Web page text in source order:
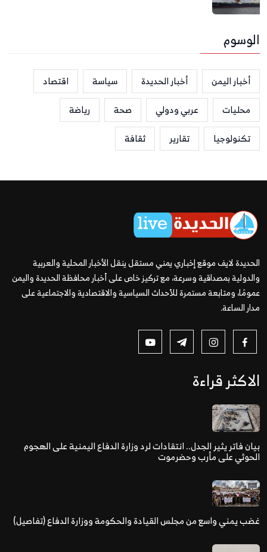
الوسوم
أخبار اليمن أخبار الحديدة سياسة
اقتصاد
محليات
عربي ودولي صحة
رياضة
تكنولوجيا
تقارير ثقافة
الحديدة لايف موقع إخباري يمني مستقل ينقل الأخبار المحلية والعربية
والدولية بمصداقية وسرعة، مع تركيز خاص على أخبار محافظة الحديدة واليمن
عمومًا، ومتابعة مستمرة للأحداث السياسية والاقتصادية والاجتماعية على
مدار الساعة.
الاكثر قراءة
بيان فاتر يثير الجدل.. انتقادات لرد وزارة الدفاع اليمنية على الهجوم
الحوثي على مأرب وحضرموت
غضب يمني واسع من مجلس القيادة والحكومة ووزارة الدفاع (تفاصيل)